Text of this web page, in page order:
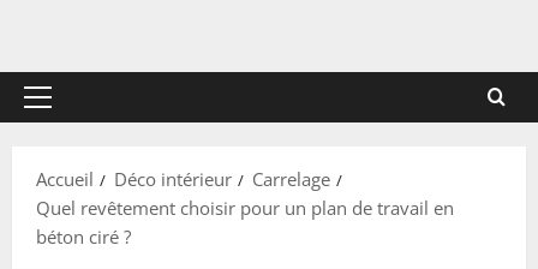
Menu
Accueil
Déco intérieur
Carrelage
Quel revêtement choisir pour un plan de travail en
béton ciré ?